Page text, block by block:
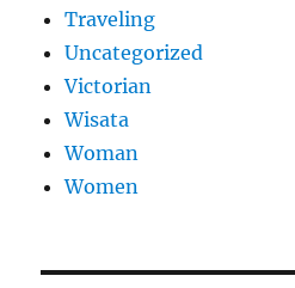
Traveling
Uncategorized
Victorian
Wisata
Woman
Women